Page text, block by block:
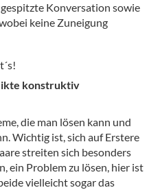
Konversation sowie
keine Zuneigung
konstruktiv
die man lösen kann und
Wichtig ist, sich auf Erstere
streiten sich besonders
ein Problem zu lösen, hier ist
vielleicht sogar das